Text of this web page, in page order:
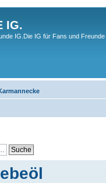
IG.
IG.Die IG für Fans und